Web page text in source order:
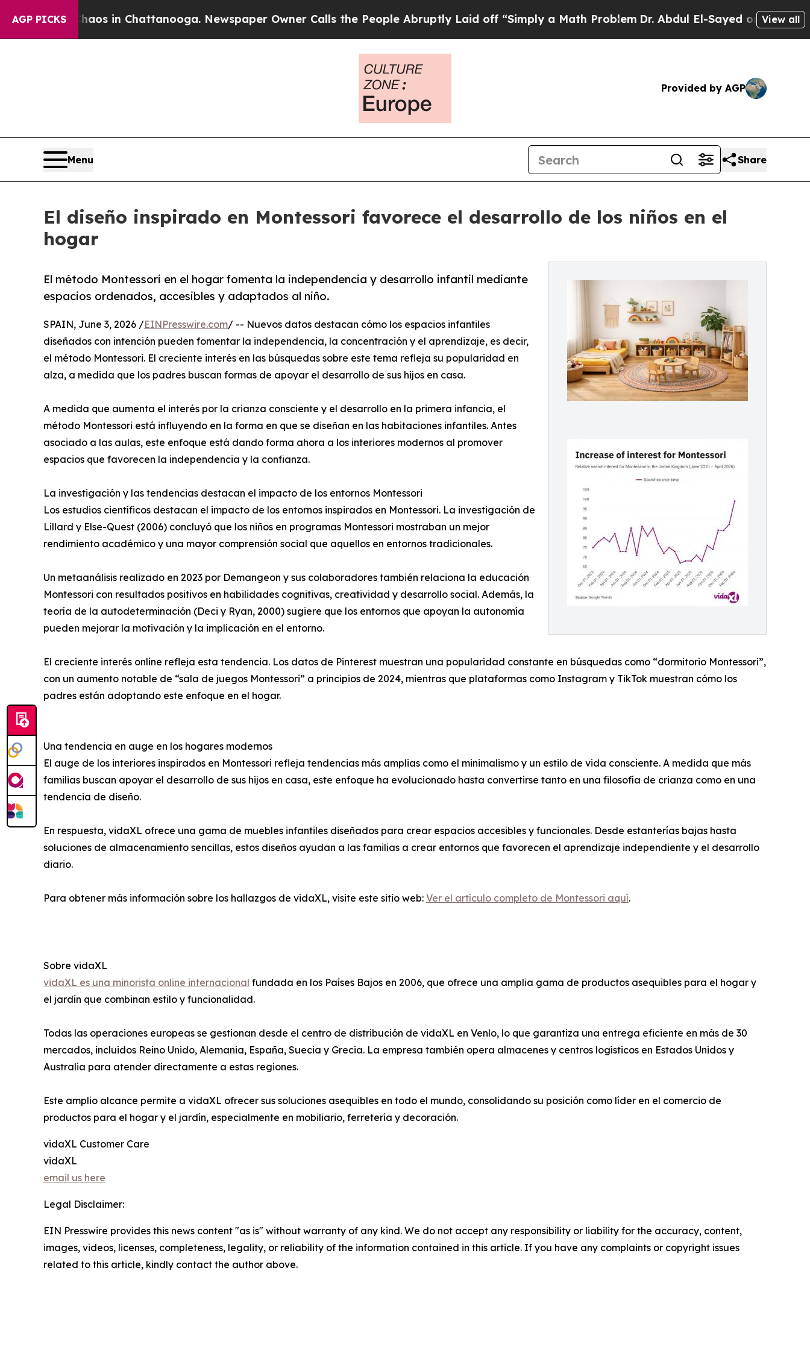
AGP PICKS
Chaos in Chattanooga. Newspaper Owner Calls the People Abruptly Laid off “Simply a Math Problem Dr. Abdul El-Sayed on HistoricView all
Provided by AGP
Menu Share
El diseño inspirado en Montessori favorece el desarrollo de los niños en el
hogar
El método Montessori en el hogar fomenta la independencia y desarrollo infantil mediante
espacios ordenados, accesibles y adaptados al niño.
SPAIN, June 3, 2026 /EINPresswire.com/ -- Nuevos datos destacan cómo los espacios infantiles
diseñados con intención pueden fomentar la independencia, la concentración y el aprendizaje, es decir,
el método Montessori. El creciente interés en las búsquedas sobre este tema refleja su popularidad en
alza, a medida que los padres buscan formas de apoyar el desarrollo de sus hijos en casa.
A medida que aumenta el interés por la crianza consciente y el desarrollo en la primera infancia, el
método Montessori está influyendo en la forma en que se diseñan en las habitaciones infantiles. Antes
asociado a las aulas, este enfoque está dando forma ahora a los interiores modernos al promover
espacios que favorecen la independencia y la confianza.
La investigación y las tendencias destacan el impacto de los entornos Montessori
Los estudios científicos destacan el impacto de los entornos inspirados en Montessori. La investigación de
Lillard y Else-Quest (2006) concluyó que los niños en programas Montessori mostraban un mejor
rendimiento académico y una mayor comprensión social que aquellos en entornos tradicionales.
Un metaanálisis realizado en 2023 por Demangeon y sus colaboradores también relaciona la educación
Montessori con resultados positivos en habilidades cognitivas, creatividad y desarrollo social. Además, la
teoría de la autodeterminación (Deci y Ryan, 2000) sugiere que los entornos que apoyan la autonomía
pueden mejorar la motivación y la implicación en el entorno.
El creciente interés online refleja esta tendencia. Los datos de Pinterest muestran una popularidad constante en búsquedas como “dormitorio Montessori”,
con un aumento notable de “sala de juegos Montessori” a principios de 2024, mientras que plataformas como Instagram y TikTok muestran cómo los
padres están adoptando este enfoque en el hogar.
Una tendencia en auge en los hogares modernos
El auge de los interiores inspirados en Montessori refleja tendencias más amplias como el minimalismo y un estilo de vida consciente. A medida que más
familias buscan apoyar el desarrollo de sus hijos en casa, este enfoque ha evolucionado hasta convertirse tanto en una filosofía de crianza como en una
tendencia de diseño.
En respuesta, vidaXL ofrece una gama de muebles infantiles diseñados para crear espacios accesibles y funcionales. Desde estanterías bajas hasta
soluciones de almacenamiento sencillas, estos diseños ayudan a las familias a crear entornos que favorecen el aprendizaje independiente y el desarrollo
diario.
Para obtener más información sobre los hallazgos de vidaXL, visite este sitio web: Ver el artículo completo de Montessori aquí.
Sobre vidaXL
vidaXL es una minorista online internacional fundada en los Países Bajos en 2006, que ofrece una amplia gama de productos asequibles para el hogar y
el jardín que combinan estilo y funcionalidad.
Todas las operaciones europeas se gestionan desde el centro de distribución de vidaXL en Venlo, lo que garantiza una entrega eficiente en más de 30
mercados, incluidos Reino Unido, Alemania, España, Suecia y Grecia. La empresa también opera almacenes y centros logísticos en Estados Unidos y
Australia para atender directamente a estas regiones.
Este amplio alcance permite a vidaXL ofrecer sus soluciones asequibles en todo el mundo, consolidando su posición como líder en el comercio de
productos para el hogar y el jardín, especialmente en mobiliario, ferretería y decoración.
vidaXL Customer Care
vidaXL
email us here
Legal Disclaimer:
EIN Presswire provides this news content "as is" without warranty of any kind. We do not accept any responsibility or liability for the accuracy, content,
images, videos, licenses, completeness, legality, or reliability of the information contained in this article. If you have any complaints or copyright issues
related to this article, kindly contact the author above.